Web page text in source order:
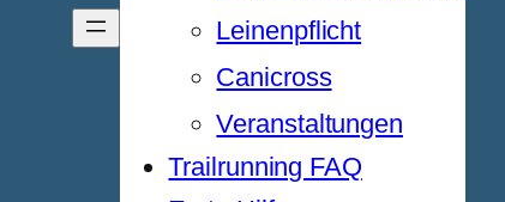
Leinenpflicht
Canicross
Veranstaltungen
Trailrunning FAQ